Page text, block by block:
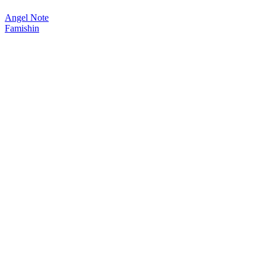
Angel Note
Famishin